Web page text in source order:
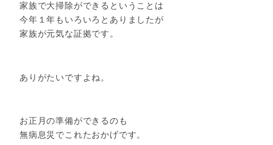
家族で大掃除ができるということは
今年１年もいろいろとありましたが
家族が元気な証拠です。
ありがたいですよね。
お正月の準備ができるのも
無病息災でこれたおかげです。